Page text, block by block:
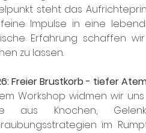
steht das
Impulse in eine
Erfahrung schaffen
zu lassen.
Freier Brustkorb - tiefer
Workshop widmen wir
aus Knochen,
im